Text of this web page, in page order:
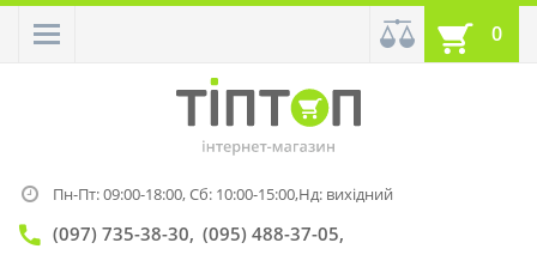
0
Пн-Пт: 09:00-18:00,Сб: 10:00-15:00,Нд: вихідний
(097) 735-38-30 (095) 488-37-05